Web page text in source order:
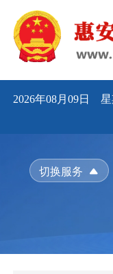
2026年08月09日 星
切换服务